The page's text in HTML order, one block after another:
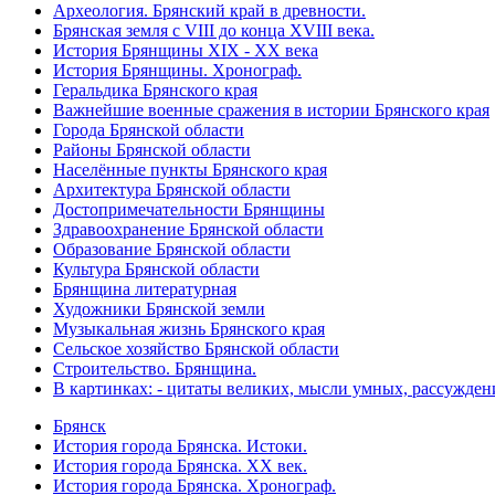
Археология. Брянский край в древности.
Брянская земля с VIII до конца XVIII века.
История Брянщины XIX - XX века
История Брянщины. Хронограф.
Геральдика Брянского края
Важнейшие военные сражения в истории Брянского края
Города Брянской области
Районы Брянской области
Населённые пункты Брянского края
Архитектура Брянской области
Достопримечательности Брянщины
Здравоохранение Брянской области
Образование Брянской области
Культура Брянской области
Брянщина литературная
Художники Брянской земли
Музыкальная жизнь Брянского края
Сельское хозяйство Брянской области
Строительство. Брянщина.
В картинках: - цитаты великих, мысли умных,
Брянск
История города Брянска. Истоки.
История города Брянска. XX век.
История города Брянска. Хронограф.